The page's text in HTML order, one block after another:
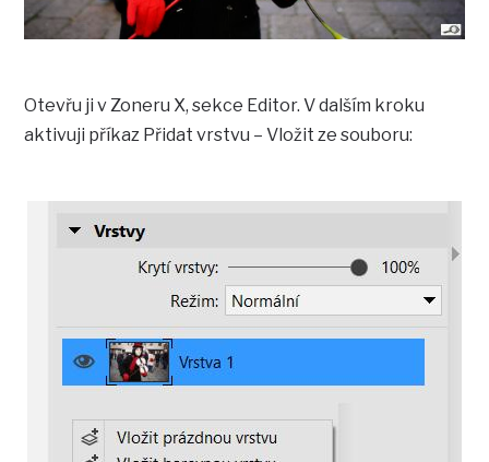
Otevřu ji v Zoneru X, sekce Editor. V dalším kroku
aktivuji příkaz Přidat vrstvu – Vložit ze souboru: